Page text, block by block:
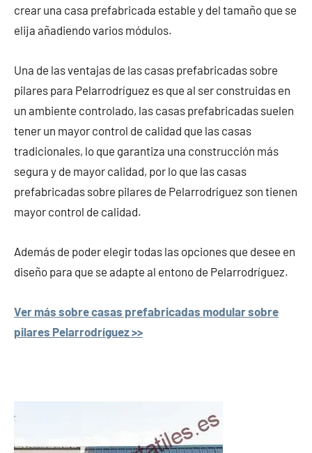
crear una casa prefabricada estable y del tamaño que se
elija añadiendo varios módulos.
Una de las ventajas de las casas prefabricadas sobre
pilares para Pelarrodríguez es que al ser construidas en
un ambiente controlado, las casas prefabricadas suelen
tener un mayor control de calidad que las casas
tradicionales, lo que garantiza una construcción más
segura y de mayor calidad, por lo que las casas
prefabricadas sobre pilares de Pelarrodríguez son tienen
mayor control de calidad.
Además de poder elegir todas las opciones que desee en
diseño para que se adapte al entono de Pelarrodríguez.
Ver más sobre casas prefabricadas modular sobre
pilares Pelarrodríguez >>